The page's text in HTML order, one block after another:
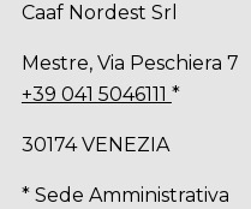
Caaf Nordest Srl
Mestre, Via Peschiera 7
+39 041 5046111 *
30174 VENEZIA
* Sede Amministrativa